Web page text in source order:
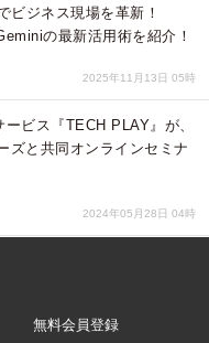
ビジネス現場を革新！
の最新活用術を紹介！
2025年11月13日 05時
ビス『TECH PLAY』が、
ズと共同オンラインセミナ
2024年05月28日 04時
無料会員登録